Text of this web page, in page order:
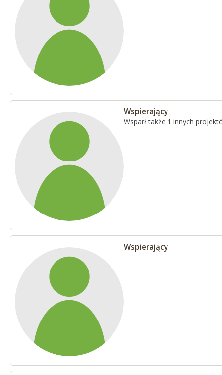
Wspierający
Wsparł także 1 innych
Wspierający